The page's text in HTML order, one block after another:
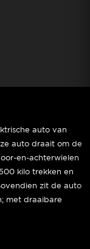
auto van
auto draait om de
en-achterwielen
kilo trekken en
zit de auto
met draaibare